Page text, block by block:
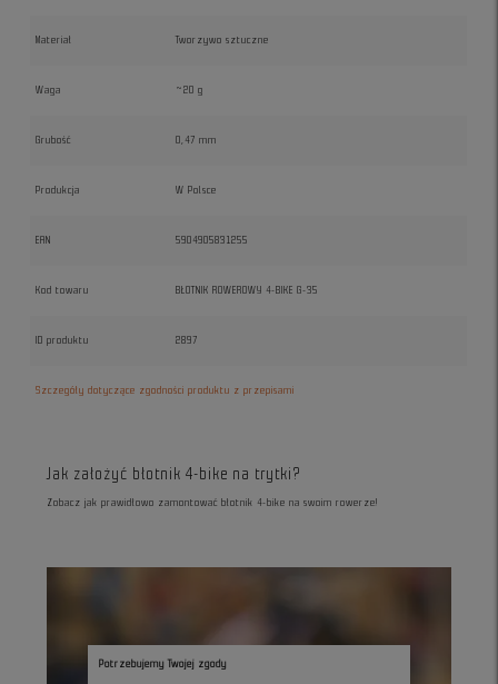
Materiał Tworzywo sztuczne
Waga ~20 g
Grubość 0,47 mm
Produkcja W Polsce
EAN 5904905831255
Kod towaru BŁOTNIK ROWEROWY 4-BIKE G-35
ID produktu 2897
Szczegóły dotyczące zgodności produktu z przepisami
Potrzebujemy Twojej zgody
Jak założyć błotnik 4-bike na trytki?
Zobacz jak prawidłowo zamontować błotnik 4-bike na swoim rowerze!